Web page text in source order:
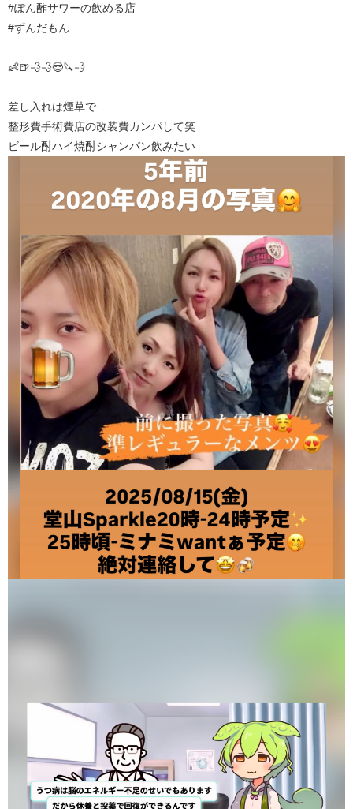
#ぽん酢サワーの飲める店
#ずんだもん
👶🍺💨💨😎🔪💨
差し入れは煙草で
整形費手術費店の改装費カンパして笑
ビール酎ハイ焼酎シャンパン飲みたい